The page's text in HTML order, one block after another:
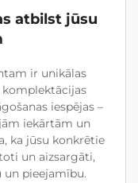
atbilst jūsu
ir unikālas
komplektācijas
iespējas –
iekārtām un
ka jūsu konkrētie
un aizsargāti,
pieejamību.